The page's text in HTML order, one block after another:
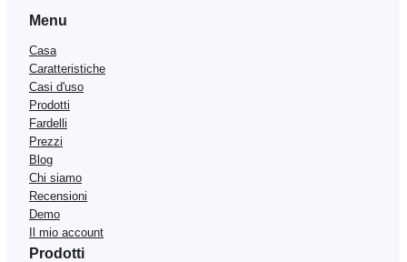
Menu
Casa
Caratteristiche
Casi d'uso
Prodotti
Fardelli
Prezzi
Blog
Chi siamo
Recensioni
Demo
Il mio account
Prodotti